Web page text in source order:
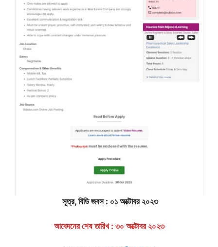
সূত্র, বিডি জবস : ০১ অক্টোবর ২০২৩
আবেদনের শেষ তারিখ : ৩০ অক্টোবর ২০২৩